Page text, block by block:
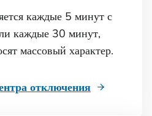
каждые 5 минут с
каждые 30 минут,
массовый характер.
отключения